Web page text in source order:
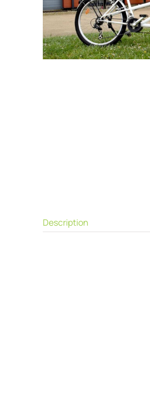
Description